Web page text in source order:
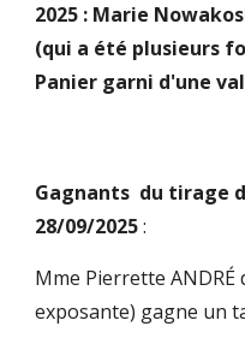
2025 : Marie
(qui a été plusieurs
Panier garni d'une
Gagnants du tirage
28/09/2025:
Mme Pierrette
exposante) gagne un